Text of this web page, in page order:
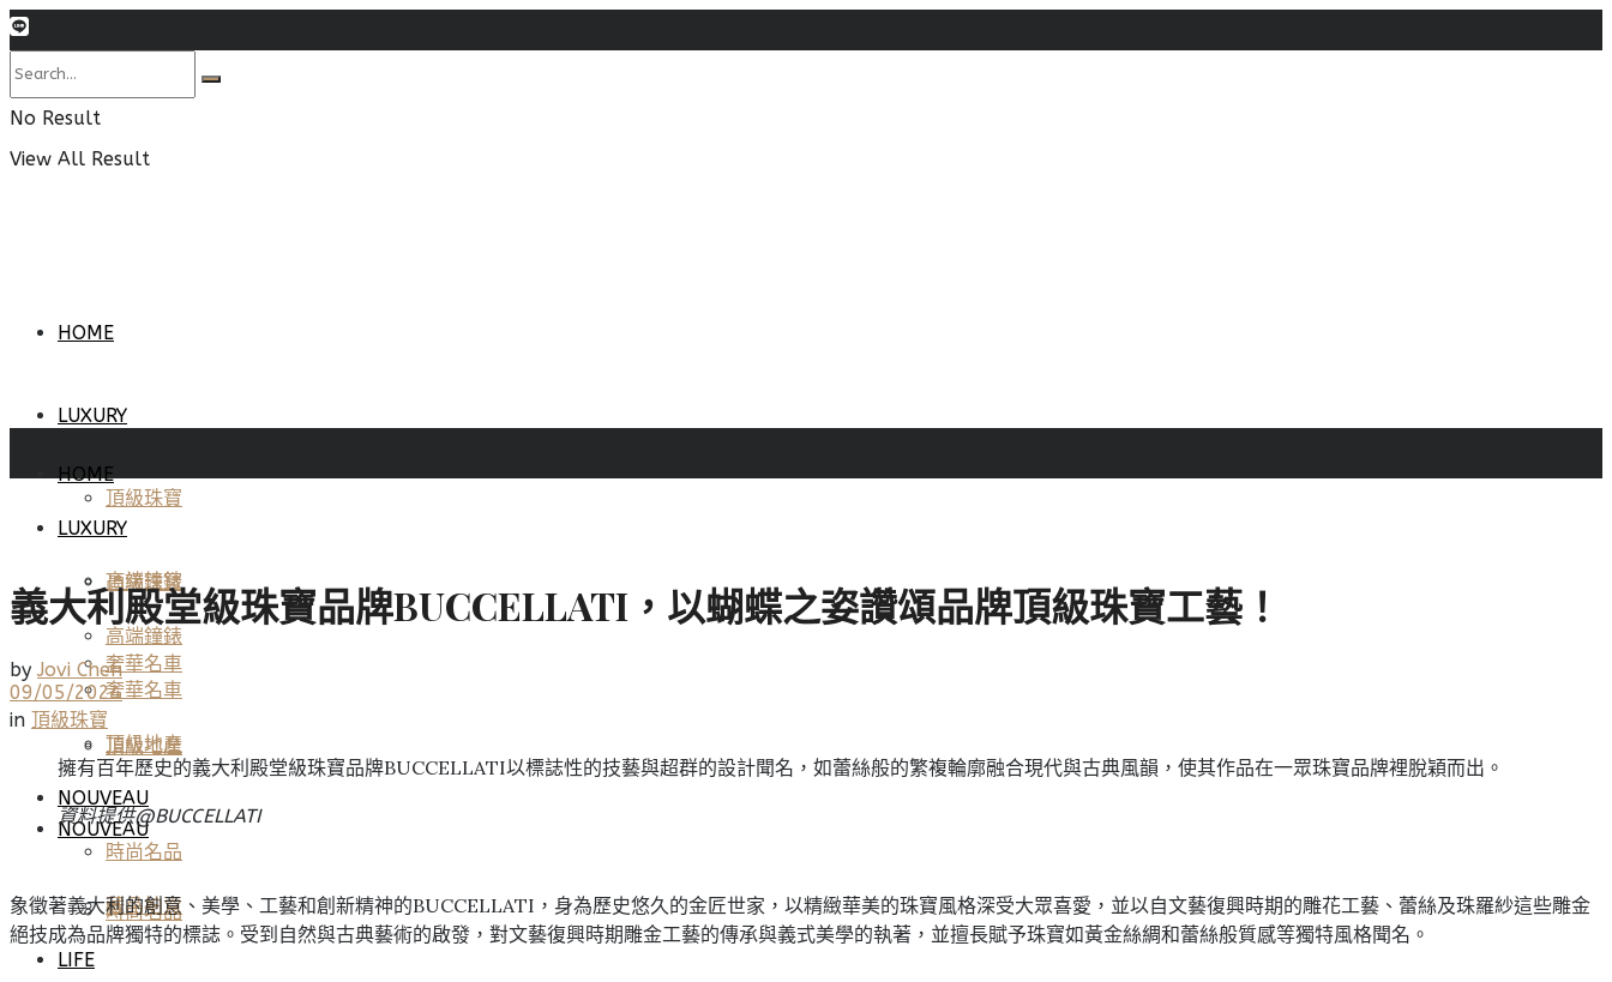
No Result
View All Result
HOME
LUXURY
頂級珠寶
高端鐘錶
奢華名車
頂級地產
NOUVEAU
時尚名品
HOME
LUXURY
頂級珠寶
高端鐘錶
奢華名車
頂級地產
NOUVEAU
時尚名品
藏品拍賣
LIFE
義大利殿堂級珠寶品牌BUCCELLATI，以蝴蝶之姿讚頌品牌頂級珠寶工藝！
by Jovi Chen
09/05/2024
in 頂級珠寶
擁有百年歷史的義大利殿堂級珠寶品牌BUCCELLATI以標誌性的技藝與超群的設計聞名，如蕾絲般的繁複輪廓融合現代與古典風韻，使其作品在一眾珠寶品牌裡脫穎而出。
資料提供@BUCCELLATI
象徵著義大利的創意、美學、工藝和創新精神的BUCCELLATI，身為歷史悠久的金匠世家，以精緻華美的珠寶風格深受大眾喜愛，並以自文藝復興時期的雕花工藝、蕾絲及珠羅紗這些雕金
絕技成為品牌獨特的標誌。受到自然與古典藝術的啟發，對文藝復興時期雕金工藝的傳承與義式美學的執著，並擅長賦予珠寶如黃金絲綢和蕾絲般質感等獨特風格聞名。